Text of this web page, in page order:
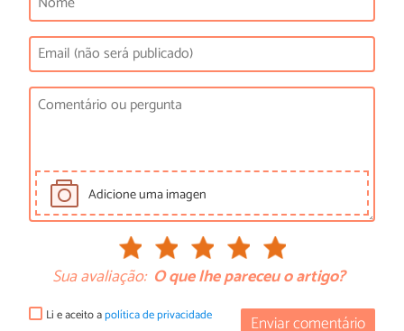
Adicione uma imagen
Sua avaliação: O que lhe pareceu o artigo?
Enviar comentário
Li e aceito apolítica de privacidade